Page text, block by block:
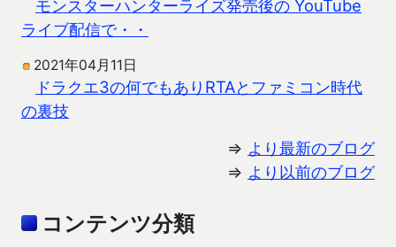
モンスターハンターライズ発売後の YouTube
ライブ配信で・・
2021年04月11日
ドラクエ3の何でもありRTAとファミコン時代
の裏技
⇒ より最新のブログ
⇒ より以前のブログ
コンテンツ分類